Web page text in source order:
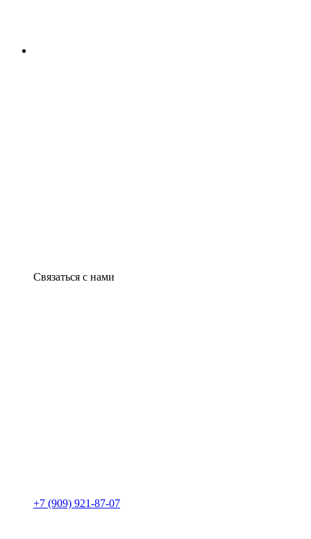
Связаться с нами
+7 (909) 921-87-07